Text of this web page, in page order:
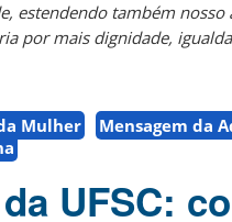
estendendo também
por mais dignidade,
Mulher Mensagem da
UFSC: